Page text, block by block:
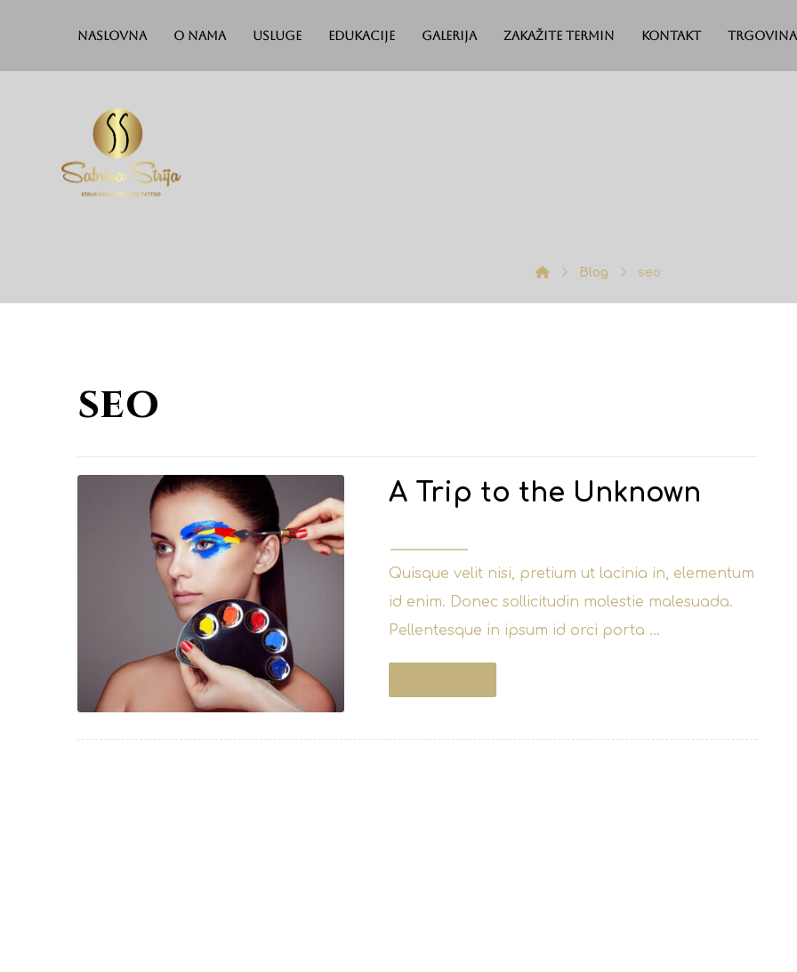
Naslovna O nama Usluge Edukacije Galerija Zakažite termin Kontakt Trgovina
Blog seo
seo
A Trip to the Unknown
Quisque velit nisi, pretium ut lacinia in, elementum
id enim. Donec sollicitudin molestie malesuada.
Pellentesque in ipsum id orci porta ...